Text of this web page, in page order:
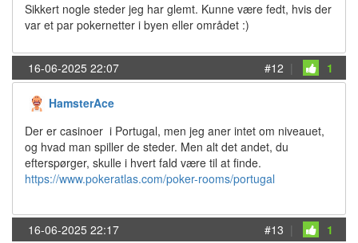
Sikkert nogle steder jeg har glemt. Kunne være fedt, hvis der
var et par pokernetter i byen eller området :)
16-06-2025 22:07 #12 | 1
HamsterAce
Der er casinoer i Portugal, men jeg aner intet om niveauet,
og hvad man spiller de steder. Men alt det andet, du
efterspørger, skulle i hvert fald være til at finde.
https://www.pokeratlas.com/poker-rooms/portugal
16-06-2025 22:17 #13 | 1